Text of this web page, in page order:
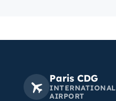
Paris CDG
INTERNATIONAL
AIRPORT